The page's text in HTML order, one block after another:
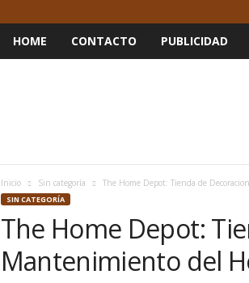
HOME CONTACTO PUBLICIDAD
Inicio Sin categoría The Home Depot: Tienda de
SIN CATEGORÍA
The Home Depot:
Mantenimiento del